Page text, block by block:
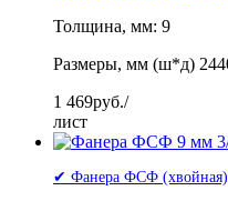
Толщина, мм: 9
Размеры, мм (ш*д)
1 469руб./
лист
✔ Фанера ФСФ